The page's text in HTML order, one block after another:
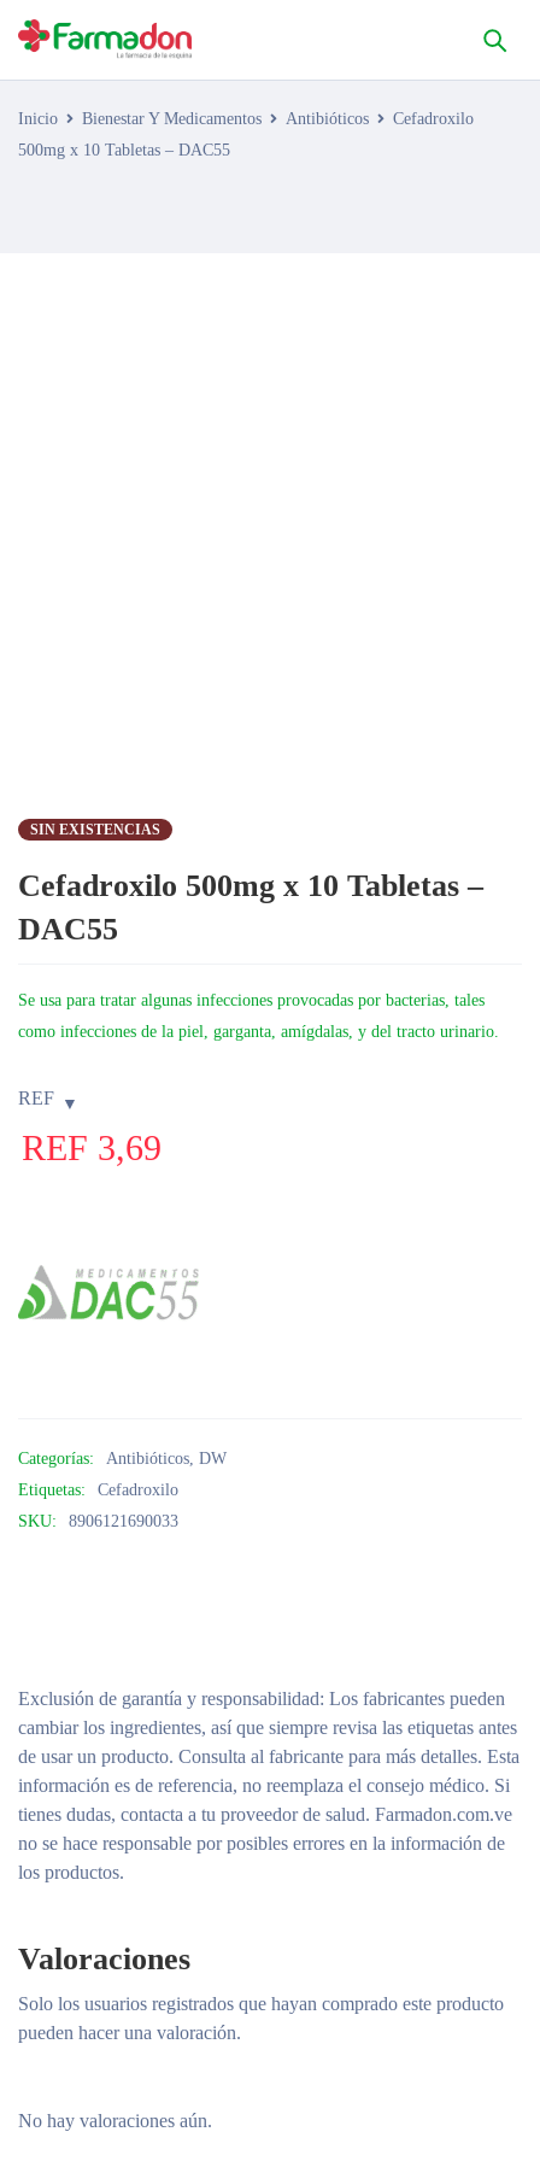
Inicio Bienestar Y Medicamentos Antibióticos
Cefadroxilo
500mg x 10 Tabletas – DAC55
SIN EXISTENCIAS
Cefadroxilo 500mg x 10 Tabletas –
DAC55
Se usa para tratar algunas infecciones provocadas por bacterias, tales
como infecciones de la piel, garganta, amígdalas, y del tracto urinario.
REF
REF 3,69
Categorías: Antibióticos, DW
Etiquetas:
Cefadroxilo
SKU:
8906121690033
Exclusión de garantía y responsabilidad: Los fabricantes pueden
cambiar los ingredientes, así que siempre revisa las etiquetas antes
de usar un producto. Consulta al fabricante para más detalles. Esta
información es de referencia, no reemplaza el consejo médico. Si
tienes dudas, contacta a tu proveedor de salud. Farmadon.com.ve
no se hace responsable por posibles errores en la información de
los productos.
Valoraciones
No hay valoraciones aún.
Solo los usuarios registrados que hayan comprado este producto
pueden hacer una valoración.